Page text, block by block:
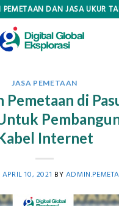
DAN JASA UKUR
JASA PEMETAAN
Pemetaan di
Internet
APRIL 10, 2021 BY